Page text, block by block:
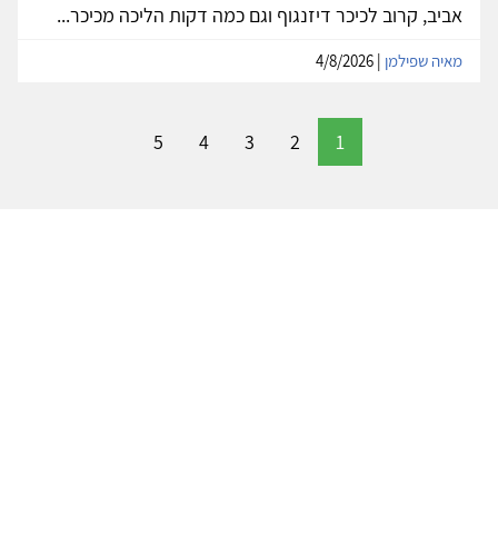
אביב, קרוב לכיכר דיזנגוף וגם כמה דקות הליכה מכיכר...
מאיה שפילמן
1
2
3
4
5